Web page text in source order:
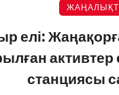
елі:
активтер
станциясы